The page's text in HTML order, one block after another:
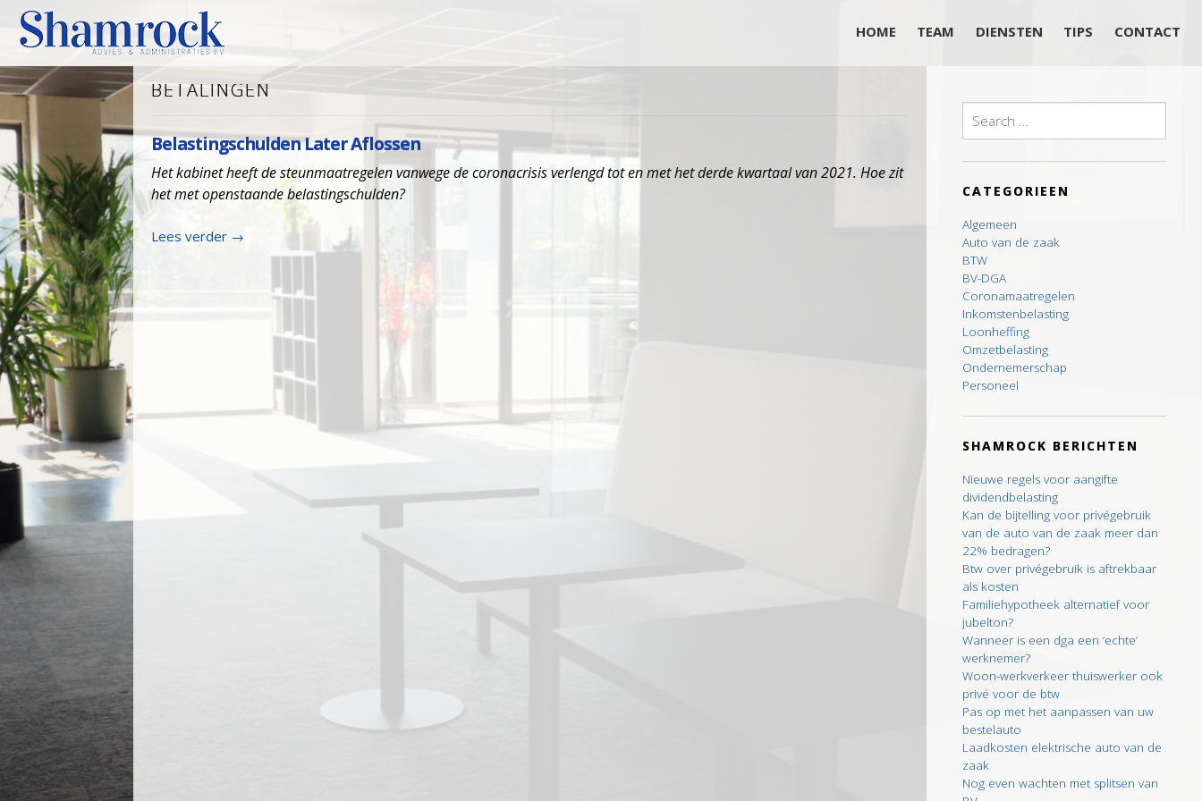
HOME TEAM DIENSTEN TIPS CONTACT
for:
CATEGORIEEN
Algemeen
Auto van de zaak
BTW
BV-DGA
Coronamaatregelen
Inkomstenbelasting
Loonheffing
Omzetbelasting
Ondernemerschap
Personeel
SHAMROCK BERICHTEN
Nieuwe regels voor aangifte
dividendbelasting
Kan de bijtelling voor privégebruik
van de auto van de zaak meer dan
22% bedragen?
Btw over privégebruik is aftrekbaar
als kosten
Familiehypotheek alternatief voor
jubelton?
Wanneer is een dga een ‘echte’
werknemer?
Woon-werkverkeer thuiswerker ook
privé voor de btw
Pas op met het aanpassen van uw
bestelauto
Laadkosten elektrische auto van de
zaak
Nog even wachten met splitsen van
BETALINGEN
Belastingschulden Later Aflossen
Het kabinet heeft de steunmaatregelen vanwege de coronacrisis verlengd tot en met het derde kwartaal van 2021. Hoe zit
het met openstaande belastingschulden?
Lees verder →